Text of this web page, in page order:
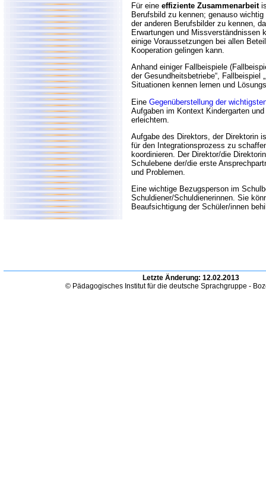
Für eine effiziente Zusammenarbeit
Berufsbild zu kennen; genauso
der anderen Berufsbilder zu kennen,
Erwartungen und Missverständnissen
einige Voraussetzungen bei allen
Kooperation gelingen kann.
Anhand einiger Fallbeispiele
der Gesundheitsbetriebe“, Fallbeispiel
Situationen kennen lernen und
Eine Gegenüberstellung der
Aufgaben im Kontext Kindergarten
erleichtern.
Aufgabe des Direktors, der Direktorin
für den Integrationsprozess zu
koordinieren. Der Direktor/die
Schulebene der/die erste
und Problemen.
Eine wichtige Bezugsperson im
Schuldiener/Schuldienerinnen. Sie
Beaufsichtigung der Schüler/innen
Letzte Änderung: 12.02.2013
© Pädagogisches Institut für die deutsche Sprachgruppe -